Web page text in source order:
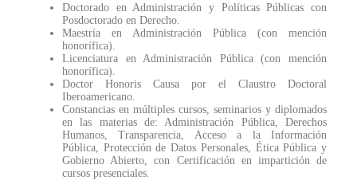
Doctorado en Administración y Políticas Públicas con
Posdoctorado en Derecho.
Maestría en Administración Pública (con mención
honorífica).
Licenciatura en Administración Pública (con mención
honorífica).
Doctor Honoris Causa por el Claustro Doctoral
Iberoamericano.
Constancias en múltiples cursos, seminarios y diplomados
en las materias de: Administración Pública, Derechos
Humanos, Transparencia, Acceso a la Información
Pública, Protección de Datos Personales, Ética Pública y
Gobierno Abierto, con Certificación en impartición de
cursos presenciales.